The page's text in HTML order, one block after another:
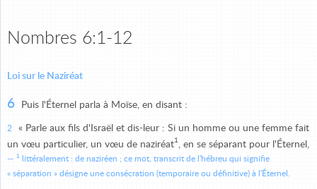
Nombres 6:1-12
Loi sur le Naziréat
6 Puis l'Éternel parla à Moïse, en disant :
2
« Parle aux fils d'Israël et dis-leur : Si un homme ou une femme fait
un vœu particulier, un vœu de naziréat1 , en se séparant pour l'Éternel,
1
littéralement : de naziréen ; ce mot, transcrit de l'hébreu qui signifie
« séparation » désigne une consécration (temporaire ou définitive) à l'Éternel.